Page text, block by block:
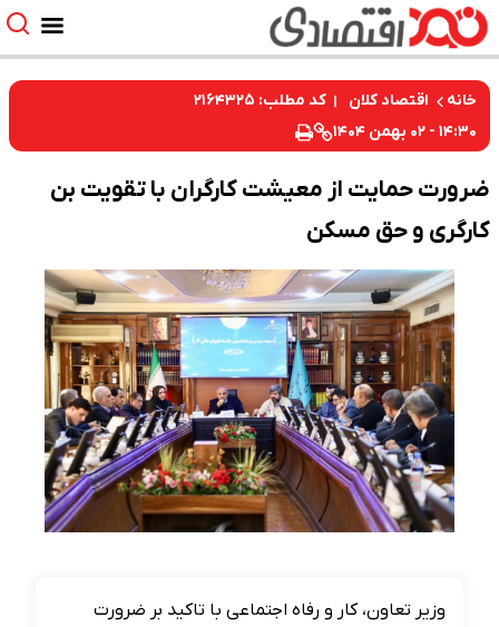
خانه اقتصاد کلان
کد مطلب: ۲۱۶۴۳۲۵
۱۴:۳۰ - ۰۲ بهمن ۱۴۰۴
ضرورت حمایت از معیشت کارگران با تقویت بن
کارگری و حق مسکن
وزیر تعاون، کار و رفاه اجتماعی با تاکید بر ضرورت